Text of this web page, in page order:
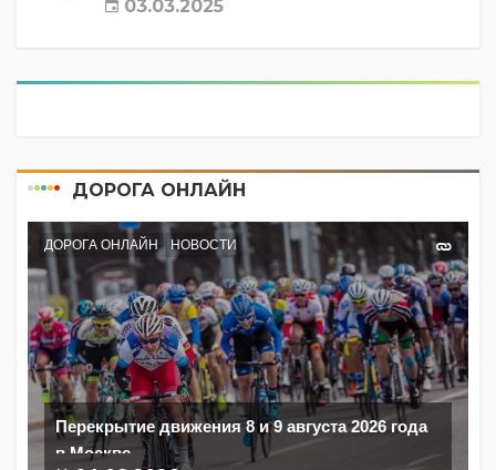
03.03.2025
ДОРОГА ОНЛАЙН
ДОРОГА ОНЛАЙН НОВОСТИ
Перекрытие движения 8 и 9 августа 2026 года
в Москве